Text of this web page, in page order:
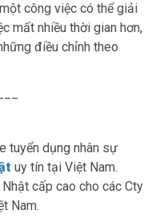
công việc có thể giải
mất nhiều thời gian hơn,
điều chỉnh theo
tuyển dụng nhân sự
uy tín tại Việt Nam.
cấp cao cho các Cty
Nam.